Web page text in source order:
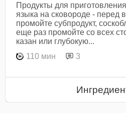
Продукты для
языка на сковороде - перед
промойте субпродукт,
еще раз промойте со всех
казан или глубокую...
110 мин
3